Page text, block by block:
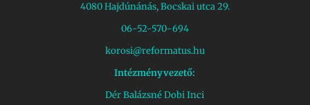
4080 Hajdúnánás, Bocskai utca 29.
06-52-570-694
korosi@reformatus.hu
Intézményvezető:
Dér Balázsné Dobi Inci